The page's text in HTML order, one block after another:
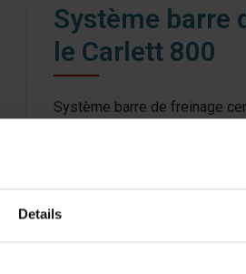
Details
Système barre
le Carlett 800
Système barre de freinage
Quantité